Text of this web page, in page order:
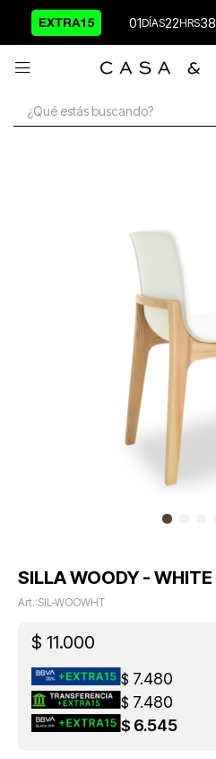
01 22 38

SILLA WOODY - WHITE
SIL-WOOWHT
$ 11.000
$ 7.480
$ 7.480
$ 6.545